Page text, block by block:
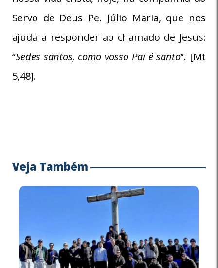
Servo de Deus Pe. Júlio Maria, que nos
ajuda a responder ao chamado de Jesus:
“Sedes santos, como vosso Pai é santo”. [Mt
5,48].
Veja Também